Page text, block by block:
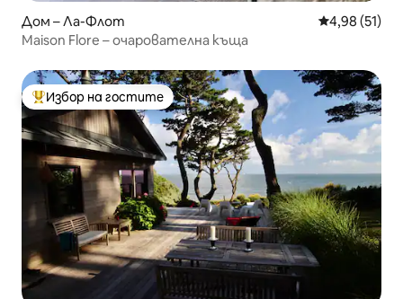
Дом – Ла-Флот Средна
4,98 (51)
Maison Flore – очарователна къща
Най-популярен избор на гостите
Избор на гостите